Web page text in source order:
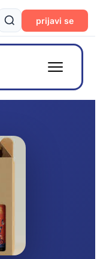
prijavi se